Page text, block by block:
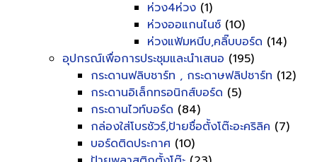
ห่วง4ห่วง (1)
ห่วงออแกนไนซ์ (10)
ห่วงแฟ้มหนีบ,คลิ๊บบอร์ด (14)
อุปกรณ์เพื่อการประชุมและนำเสนอ (195)
กระดานฟลิบชาร์ท , กระดาษฟลิปชาร์ท (12)
กระดานอิเล็กทรอนิกส์บอร์ด (5)
กระดานไวท์บอร์ด (84)
กล่องใส่โบรชัวร์,ป้ายชื่อตั้งโต๊ะอะคริลิค (7)
บอร์ดติดประกาศ (10)